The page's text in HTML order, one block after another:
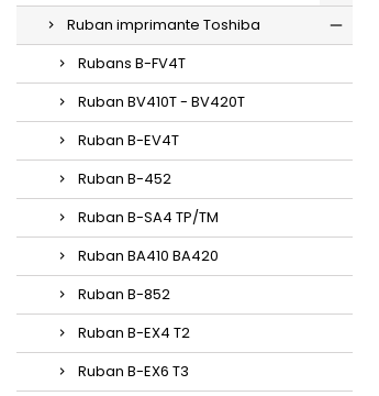
Ruban imprimante Toshiba
Rubans B-FV4T
Ruban BV410T - BV420T
Ruban B-EV4T
Ruban B-452
Ruban B-SA4 TP/TM
Ruban BA410 BA420
Ruban B-852
Ruban B-EX4 T2
Ruban B-EX6 T3